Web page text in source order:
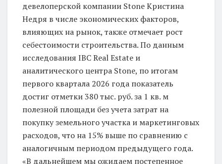
девелоперской компании Stone Кристина
Недря в числе экономических факторов,
влияющих на рынок, также отмечает рост
себестоимости строительства. По данным
исследования IBC Real Estate и
аналитического центра Stone, по итогам
первого квартала 2026 года показатель
достиг отметки 380 тыс. руб. за 1 кв. м
полезной площади без учета затрат на
покупку земельного участка и маркетинговых
расходов, что на 15% выше по сравнению с
аналогичным периодом предыдущего года.
«В дальнейшем мы ожидаем постепенное